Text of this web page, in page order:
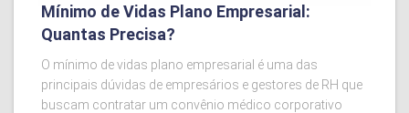
Mínimo de Vidas Plano Empresarial:
Quantas Precisa?
O mínimo de vidas plano empresarial é uma das
principais dúvidas de empresários e gestores de RH que
buscam contratar um convênio médico corporativo